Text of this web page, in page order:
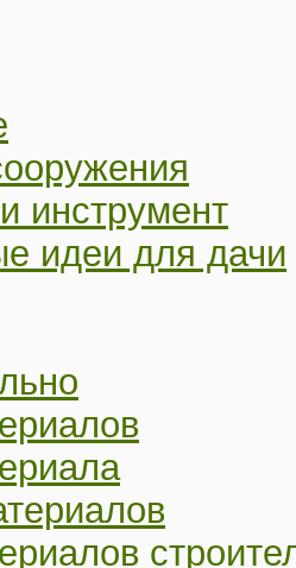
инструмент
идеи для дачи